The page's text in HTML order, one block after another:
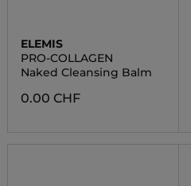
ELEMIS
PRO-COLLAGEN
Naked Cleansing Balm
0.00 CHF